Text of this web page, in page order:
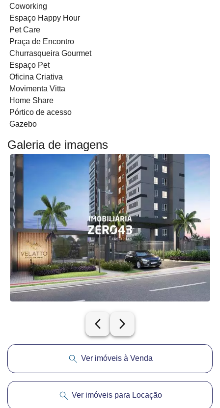
Coworking
Espaço Happy Hour
Pet Care
Praça de Encontro
Churrasqueira Gourmet
Espaço Pet
Oficina Criativa
Movimenta Vitta
Home Share
Pórtico de acesso
Gazebo
Galeria de imagens
arrow_back_ios_new arrow_forward_ios
Ver imóveis à Venda
Ver imóveis para Locação